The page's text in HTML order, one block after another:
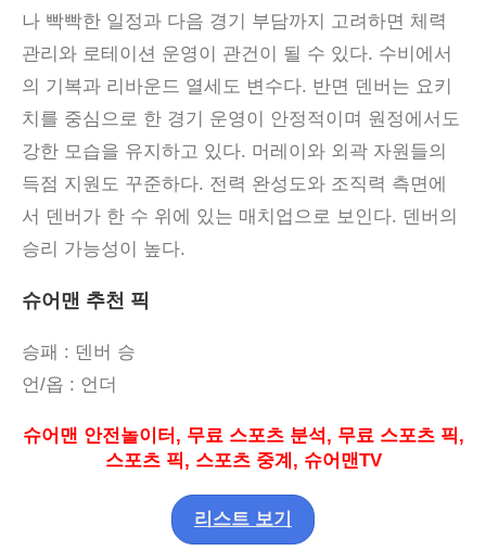
나 빡빡한 일정과 다음 경기 부담까지 고려하면 체력
관리와 로테이션 운영이 관건이 될 수 있다. 수비에서
의 기복과 리바운드 열세도 변수다. 반면 덴버는 요키
치를 중심으로 한 경기 운영이 안정적이며 원정에서도
강한 모습을 유지하고 있다. 머레이와 외곽 자원들의
득점 지원도 꾸준하다. 전력 완성도와 조직력 측면에
서 덴버가 한 수 위에 있는 매치업으로 보인다. 덴버의
승리 가능성이 높다.
슈어맨 추천 픽
승패 : 덴버 승
언/옵 : 언더
슈어맨 안전놀이터 , 무료 스포츠 분석, 무료 스포츠 픽,
스포츠 픽, 스포츠 중계 , 슈어맨TV
리스트 보기